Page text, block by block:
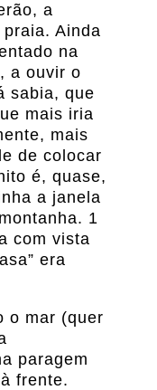
a
praia. Ainda
na
a ouvir o
sabia, que
mais iria
mais
de colocar
é, quase,
a janela
1
com vista
era
o mar (quer
paragem
frente.